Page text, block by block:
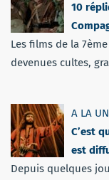
10
Les films de la
devenues cultes,
A LA
C’est
est
Depuis quelques